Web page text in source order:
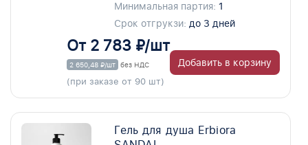
Минимальная партия: 1
Срок отгрукзи: до 3 дней
От 2 783 ₽/шт
2 650,48 ₽/шт без НДС
(при заказе от 90 шт)
Добавить в корзину
Гель для душа Erbiora